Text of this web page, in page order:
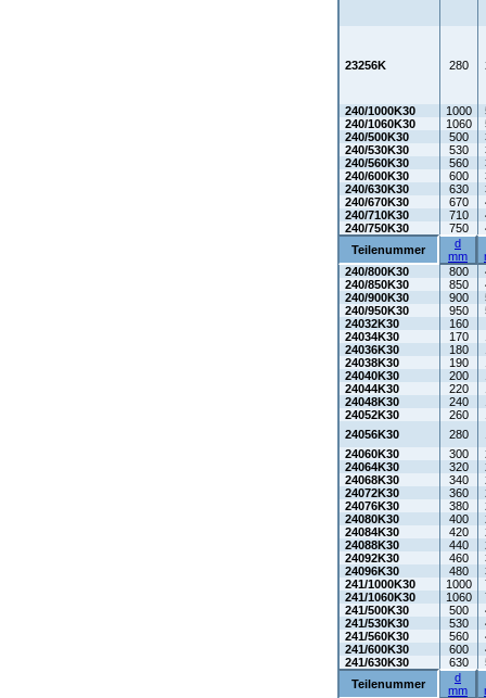
23256K 280
240/1000K30 1000
240/1060K30
1060
240/500K30
500
240/530K30
530
240/560K30
560
240/600K30
600
240/630K30
630
240/670K30
670
240/710K30
710
240/750K30
750
Teilenummer
d
mm
240/800K30
800
240/850K30
850
240/900K30
900
240/950K30
950
24032K30
160
24034K30
170
24036K30
180
24038K30
190
24040K30
200
24044K30
220
24048K30
240
24052K30
260
24056K30
280
24060K30
300
24064K30
320
24068K30
340
24072K30
360
24076K30
380
24080K30
400
24084K30
420
24088K30
440
24092K30
460
24096K30
480
241/1000K30
1000
241/1060K30
1060
241/500K30
500
241/530K30
530
241/560K30
560
241/600K30
600
241/630K30
630
Teilenummer
d
mm